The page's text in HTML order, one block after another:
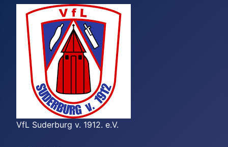
VfL Suderburg v. 1912. e.V.